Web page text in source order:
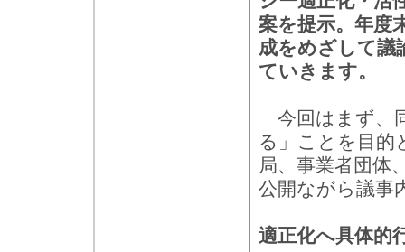
案を提示。年度
成をめざして議
ていきます。
今回はまず、
る」ことを目的
局、事業者団体
公開ながら議事
適正化へ具体的